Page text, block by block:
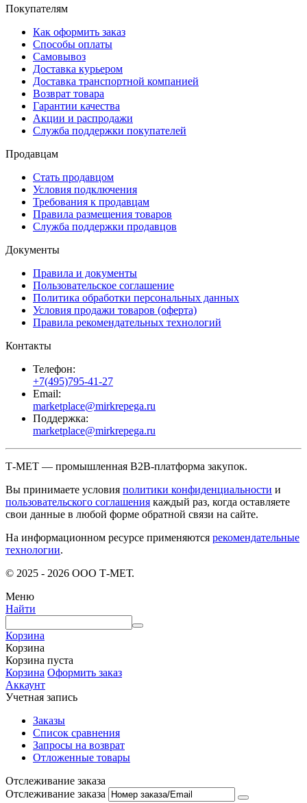
Покупателям
Как оформить заказ
Способы оплаты
Самовывоз
Доставка курьером
Доставка транспортной компанией
Возврат товара
Гарантии качества
Акции и распродажи
Служба поддержки покупателей
Продавцам
Стать продавцом
Условия подключения
Требования к продавцам
Правила размещения товаров
Служба поддержки продавцов
Документы
Правила и документы
Пользовательское соглашение
Политика обработки персональных данных
Условия продажи товаров (оферта)
Правила рекомендательных технологий
Контакты
Телефон:
+7(495)795-41-27
Email:
marketplace@mirkrepega.ru
Поддержка:
marketplace@mirkrepega.ru
Т-МЕТ — промышленная B2B-платформа закупок.
Вы принимаете условия политики конфиденциальности и
пользовательского соглашения каждый раз, когда оставляете
свои данные в любой форме обратной связи на сайте.
На информационном ресурсе применяются рекомендательные
технологии.
© 2025 - 2026 ООО Т-МЕТ.
Меню
Найти
Корзина
Корзина
Корзина пуста
Корзина Оформить заказ
Аккаунт
Учетная запись
Заказы
Список сравнения
Запросы на возврат
Отложенные товары
Отслеживание заказа
Отслеживание заказа